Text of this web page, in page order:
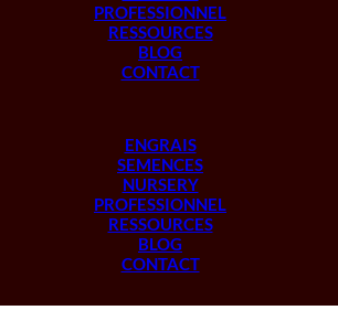
PROFESSIONNEL
RESSOURCES
BLOG
CONTACT
ENGRAIS
SEMENCES
NURSERY
PROFESSIONNEL
RESSOURCES
BLOG
CONTACT